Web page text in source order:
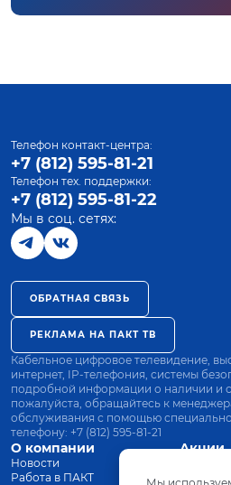
О компании
Новости
Работа в ПАКТ
Акции
Оплата
Телефон контакт-центра:
+7 (812) 595-81-21
Телефон тех. поддержки:
+7 (812) 595-81-22
Мы в соц. сетях:
ОБРАТНАЯ СВЯЗЬ
РЕКЛАМА НА ПАКТ ТВ
Кабельное цифровое телевидение,
интернет, IP-телефония, системы
подробной информации о наличии и
пожалуйста, обращайтесь к
обслуживания с помощью
телефону: +7 (812) 595-81-21